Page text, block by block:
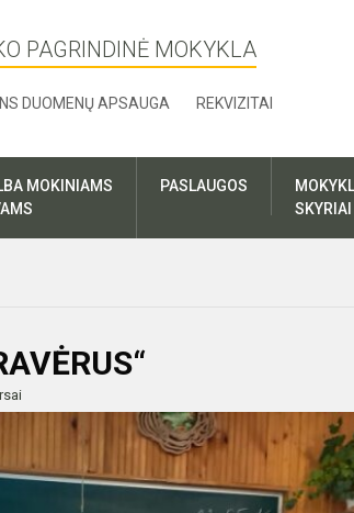
PAGRINDINĖ MOKYKLA
DUOMENŲ APSAUGA REKVIZITAI
MOKINIAMS
PASLAUGOS
SKYRIAI